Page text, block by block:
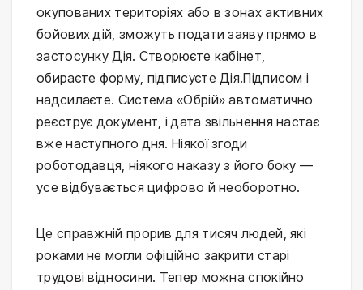
окупованих територіях або в зонах активних
бойових дій, зможуть подати заяву прямо в
застосунку Дія. Створюєте кабінет,
обираєте форму, підписуєте Дія.Підписом і
надсилаєте. Система «Обрій» автоматично
реєструє документ, і дата звільнення настає
вже наступного дня. Ніякої згоди
роботодавця, ніякого наказу з його боку —
усе відбувається цифрово й необоротно.
Це справжній прорив для тисяч людей, які
роками не могли офіційно закрити старі
трудові відносини. Тепер можна спокійно